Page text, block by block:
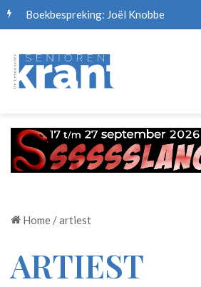
Boekbespreking: Joël Knobbe
Home /artiest
ARTIEST